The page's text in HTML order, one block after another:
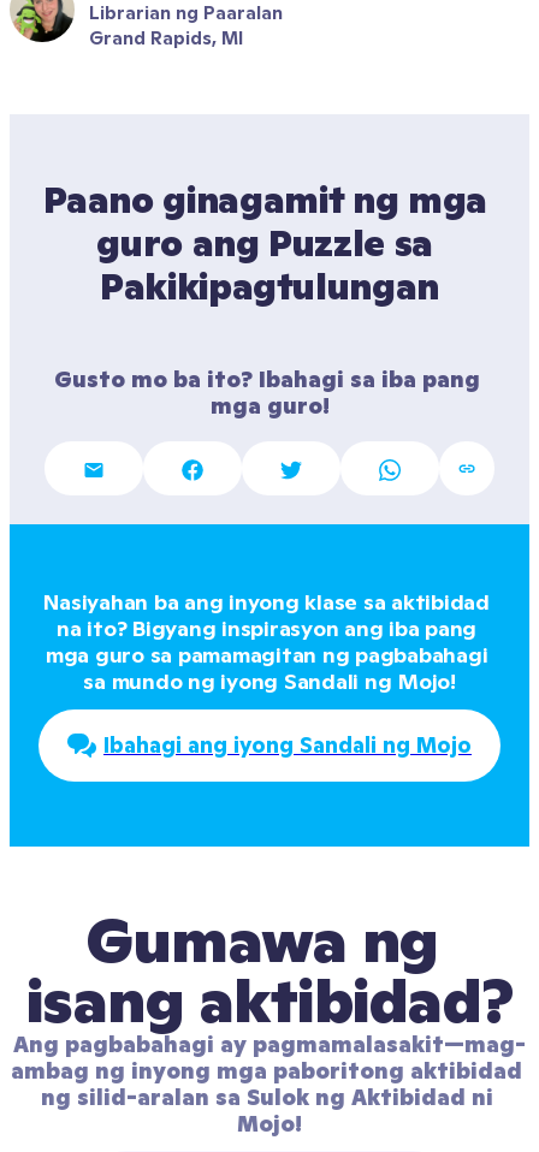
Librarian ng Paaralan
Grand Rapids, MI
Paano ginagamit ng mga
guro ang Puzzle sa
Pakikipagtulungan
Gusto mo ba ito? Ibahagi sa iba pang
mga guro!
Nasiyahan ba ang inyong klase sa aktibidad
na ito? Bigyang inspirasyon ang iba pang
mga guro sa pamamagitan ng pagbabahagi
sa mundo ng iyong Sandali ng Mojo!
Ibahagi ang iyong Sandali ng Mojo
Gumawa ng
isang aktibidad?
Ang pagbabahagi ay pagmamalasakit—mag-
ambag ng inyong mga paboritong aktibidad
ng silid-aralan sa Sulok ng Aktibidad ni
Mojo!